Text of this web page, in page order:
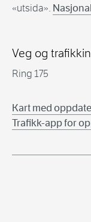
«utsida».
Veg og
Ring 175
Kart med
Trafikk-app for